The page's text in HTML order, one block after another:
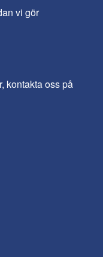
vi gör
kontakta oss på